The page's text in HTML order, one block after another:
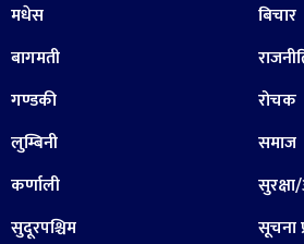
मधेस
बागमती
गण्डकी
लुम्बिनी
कर्णाली
सुदूरपश्चिम
बिचार
रोचक
समाज
सूचना